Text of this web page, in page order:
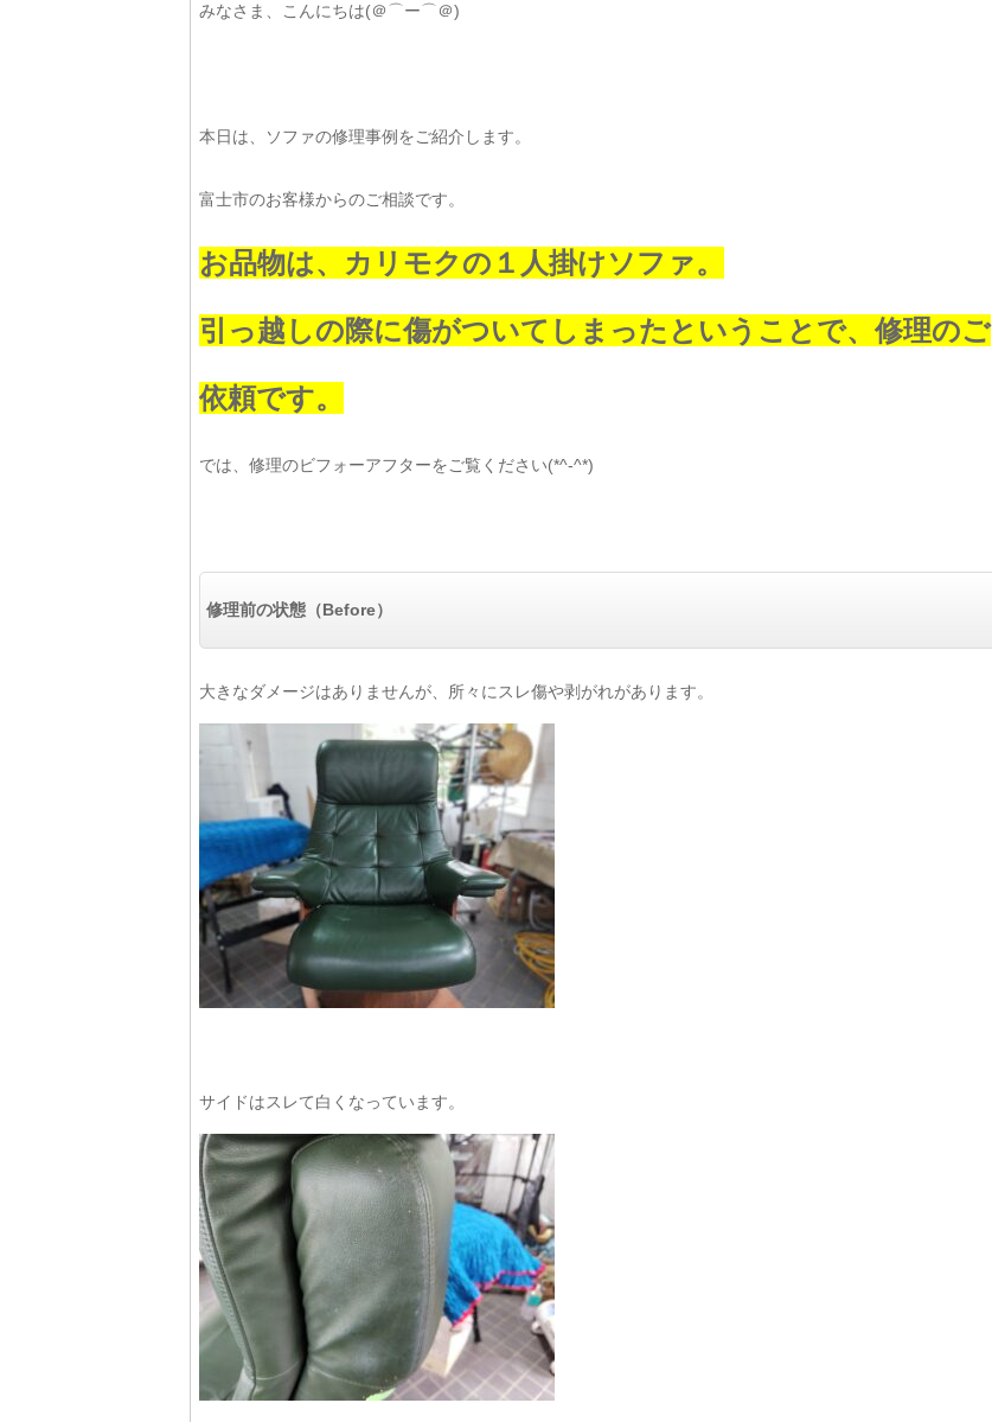
みなさま、こんにちは(＠⌒ー⌒＠)
本日は、ソファの修理事例をご紹介します。
富士市のお客様からのご相談です。
お品物は、カリモクの１人掛けソファ。
引っ越しの際に傷がついてしまったということで、修理のご
依頼です。
では、修理のビフォーアフターをご覧ください(*^-^*)
修理前の状態（Before）
大きなダメージはありませんが、所々にスレ傷や剥がれがあります。
サイドはスレて白くなっています。